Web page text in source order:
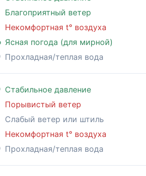
Благоприятный ветер
Некомфортная t° воздуха
Ясная погода (для мирной)
Прохладная/теплая вода
Стабильное давление
Порывистый ветер
Слабый ветер или штиль
Некомфортная t° воздуха
Прохладная/теплая вода